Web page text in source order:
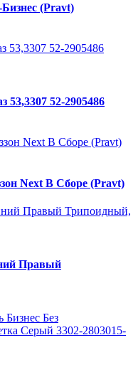
(Pravt)
52-2905486
Next В Сборе (Pravt)
Правый